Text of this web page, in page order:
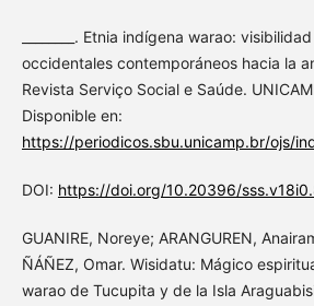
________. Etnia indígena warao:
occidentales contemporáneos hacia la
Revista Serviço Social e Saúde.
Disponible en:
https://periodicos.sbu.unicamp.br/ojs/
DOI: https://doi.org/10.20396/
GUANIRE, Noreye; ARANGUREN,
ÑÁÑEZ, Omar. Wisidatu: Mágico
warao de Tucupita y de la Isla